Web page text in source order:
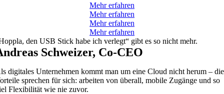
Mehr erfahren
Mehr erfahren
Mehr erfahren
Mehr erfahren
den USB Stick habe ich verlegt“ gibt es so nicht mehr.
Schweizer, Co-CEO
digitales Unternehmen kommt man um eine Cloud nicht herum – die
sprechen für sich: arbeiten von überall, mobile Zugänge und so
Flexibilität wie nie zuvor.